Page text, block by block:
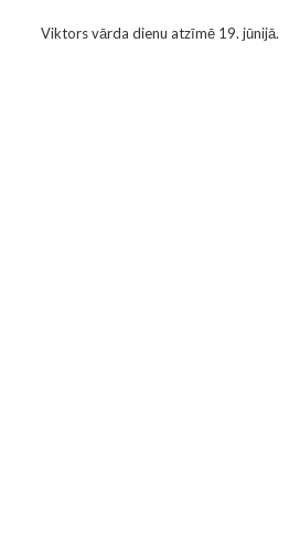
Viktors vārda dienu atzīmē 19. jūnijā.